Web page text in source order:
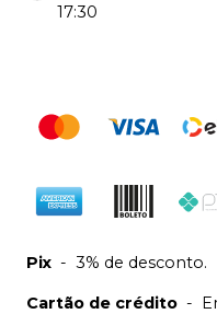
17:30
Pix - 3% de desconto.
Cartão de crédito -